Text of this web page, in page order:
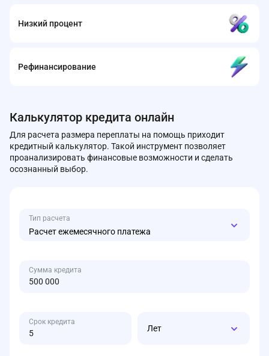
Низкий процент
Рефинансирование
Калькулятор кредита онлайн
Для расчета размера переплаты на помощь приходит
кредитный калькулятор. Такой инструмент позволяет
проанализировать финансовые возможности и сделать
осознанный выбор.
Тип расчета
Расчет ежемесячного платежа
Сумма кредита
Срок кредита
Лет